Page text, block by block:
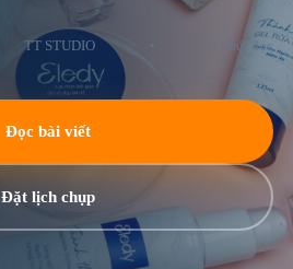
TT STUDIO • 6 phút đọc
Đọc bài viết
Đặt lịch chụp